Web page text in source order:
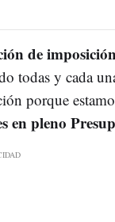
de
todas y cada
porque
en pleno